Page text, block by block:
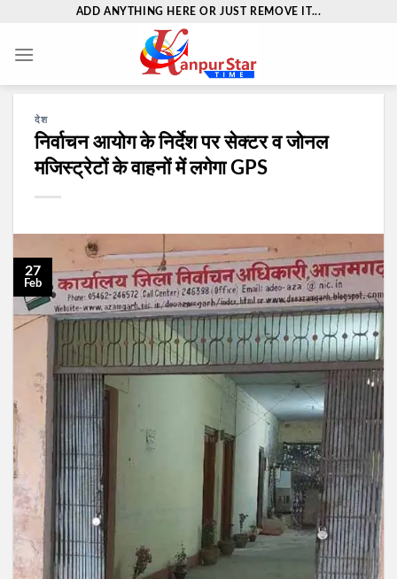
content
ADD ANYTHING HERE OR JUST REMOVE IT...
देश
निर्वाचन आयोग के निर्देश पर सेक्टर व जोनल
मजिस्ट्रेटों के वाहनों में लगेगा GPS
27
Feb